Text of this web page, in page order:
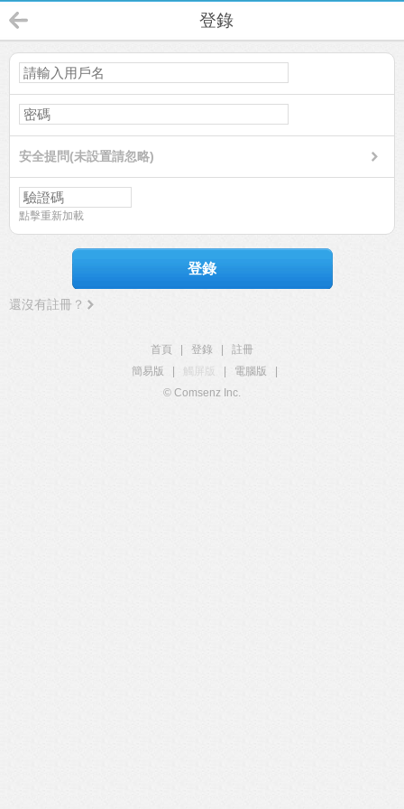
登錄
安全提問(未設置請忽略)
點擊重新加載
登錄
還沒有註冊？
首頁 登錄
註冊
簡易版
觸屏版 電腦版
© Comsenz Inc.